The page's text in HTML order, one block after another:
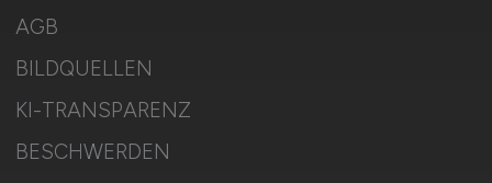
AGB
BILDQUELLEN
KI-TRANSPARENZ
BESCHWERDEN